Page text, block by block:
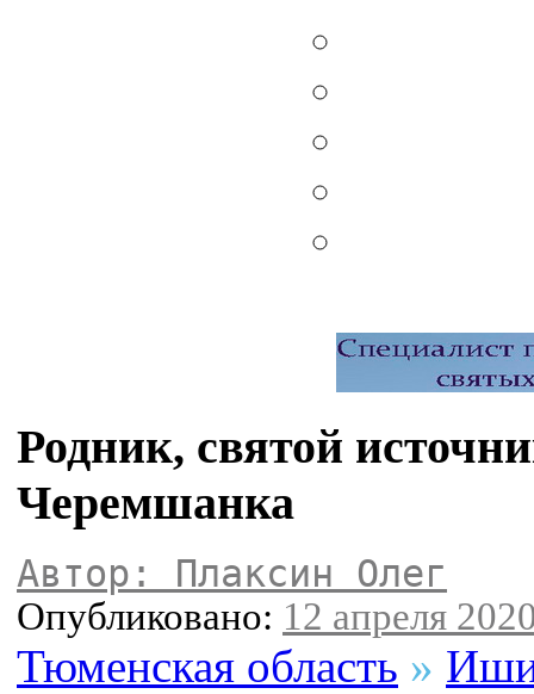
Родник, святой
Черемшанка
Автор: Плаксин Олег
Опубликовано: 12 апреля
Тюменская область »